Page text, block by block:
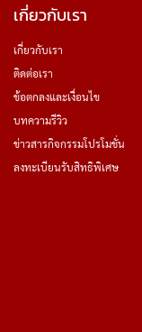
เกี่ยวกับเรา
เกี่ยวกับเรา
ติดต่อเรา
ข้อตกลงและเงื่อนไข
บทความรีวิว
ข่าวสารกิจกรรมโปรโมชั่น
ลงทะเบียนรับสิทธิพิเศษ